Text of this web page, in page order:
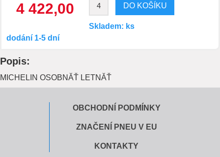
4 422,00
Skladem: ks
dodání 1-5 dní
Popis:
MICHELIN OSOBNĂŤ LETNĂŤ
OBCHODNÍ PODMÍNKY
ZNAČENÍ PNEU V EU
KONTAKTY